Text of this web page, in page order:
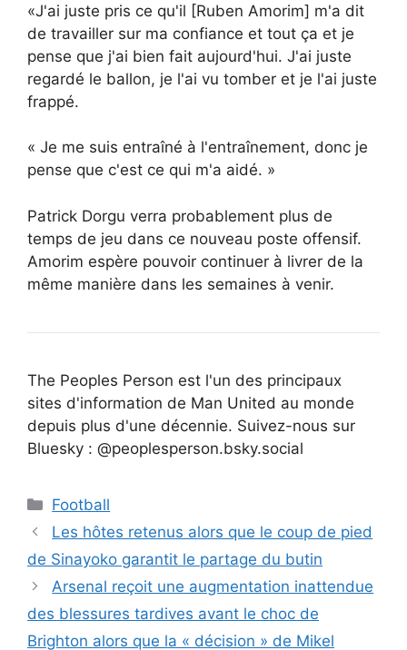
«J'ai juste pris ce qu'il [Ruben Amorim] m'a dit
de travailler sur ma confiance et tout ça et je
pense que j'ai bien fait aujourd'hui. J'ai juste
regardé le ballon, je l'ai vu tomber et je l'ai juste
frappé.
« Je me suis entraîné à l'entraînement, donc je
pense que c'est ce qui m'a aidé. »
Patrick Dorgu verra probablement plus de
temps de jeu dans ce nouveau poste offensif.
Amorim espère pouvoir continuer à livrer de la
même manière dans les semaines à venir.
The Peoples Person est l'un des principaux
sites d'information de Man United au monde
depuis plus d'une décennie. Suivez-nous sur
Bluesky : @peoplesperson.bsky.social
Catégories
Football
Les hôtes retenus alors que le coup de pied
de Sinayoko garantit le partage du butin
Arsenal reçoit une augmentation inattendue
des blessures tardives avant le choc de
Brighton alors que la « décision » de Mikel